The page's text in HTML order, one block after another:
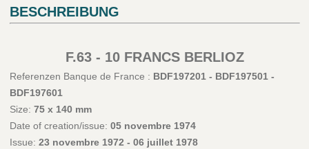
BESCHREIBUNG
F.63 - 10 FRANCS BERLIOZ
Referenzen Banque de France : BDF197201 - BDF197501 -
BDF197601
Size: 75 x 140 mm
Date of creation/issue: 05 novembre 1974
Issue: 23 novembre 1972 - 06 juillet 1978